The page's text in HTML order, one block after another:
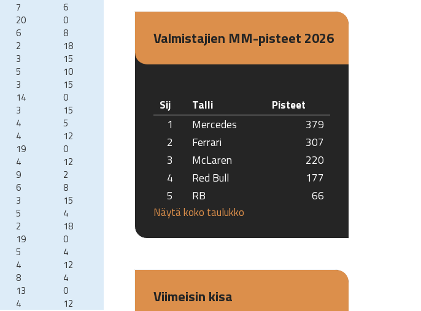
7
6
20
0
6
8
2
18
3
15
5
10
3
15
14
0
3
15
4
5
4
12
19
0
4
12
9
2
6
8
3
15
5
4
2
18
19
0
5
4
4
12
8
4
13
0
4 12
Valmistajien MM-pisteet 2026
Sij Talli
Pisteet
1
Mercedes
379
2
Ferrari
307
3
McLaren
220
4
Red Bull
177
5
RB
66
Näytä koko taulukko
Viimeisin kisa